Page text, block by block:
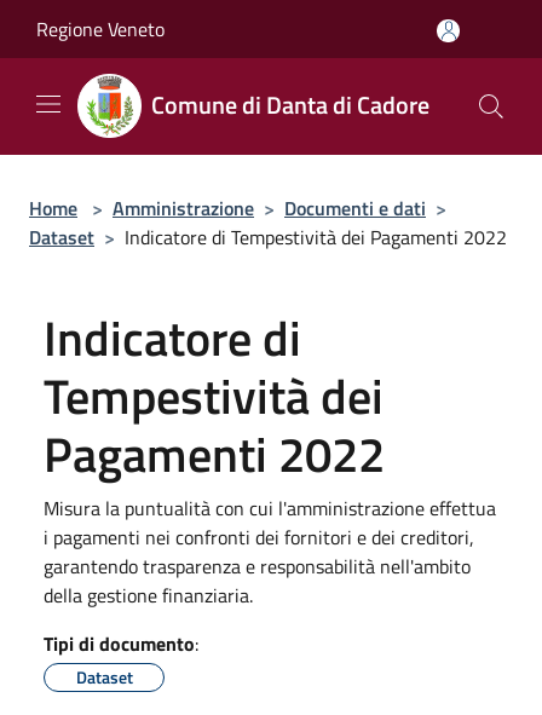
Regione Veneto
Comune di Danta di Cadore
Home > Amministrazione > Documenti e dati >
Dataset > Indicatore di Tempestività dei Pagamenti 2022
Indicatore di
Tempestività dei
Pagamenti 2022
Misura la puntualità con cui l'amministrazione effettua
i pagamenti nei confronti dei fornitori e dei creditori,
garantendo trasparenza e responsabilità nell'ambito
della gestione finanziaria.
Tipi di documento:
Dataset